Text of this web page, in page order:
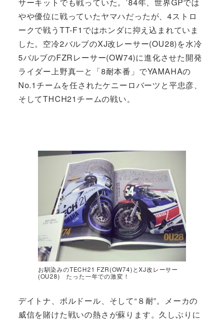
サーキットでも戦っていた。’84年、世界GPでは
やや優位に戦っていたヤマハだったが、4ストロ
ークで戦うTT-F1ではホンダに抑え込まれていま
した。空冷2バルブのXJ改レーサー(OU28)を水冷
5バルブのFZRレーサー(OW74)に進化させた開発
ライダー上野真一と「8耐本番」でYAMAHAの
No.1チームを任されたケニーロバーツと平忠彦、
そしてTHCH21チームの戦い。
お馴染みのTECH21 FZR(OW74)とXJ改レーサー
(OU28) たった一年での激変！
デイトナ、ボルドール、そして“８耐”。メーカの
威信を賭けた戦いの熱さが蘇ります。久しぶりに